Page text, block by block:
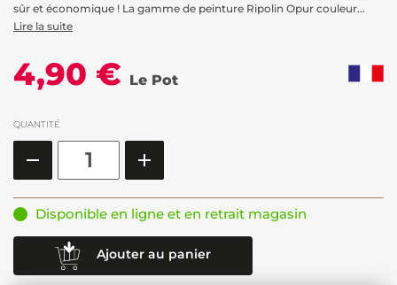
sûr et économique ! La gamme de peinture Ripolin Opur couleur...
Lire la suite
4,90 € Le Pot
QUANTITÉ
Disponible en ligne et en retrait magasin
Ajouter au panier